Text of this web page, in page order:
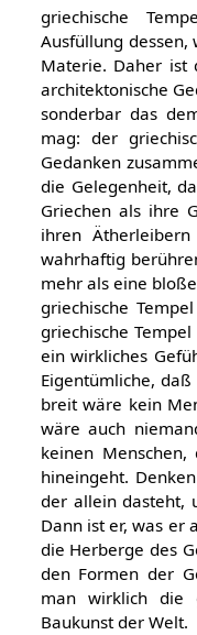
griechische
Ausfüllung dessen,
Materie. Daher ist
architektonische
sonderbar das
mag: der
Gedanken
die Gelegenheit,
Griechen als ihre
ihren
wahrhaftig
mehr als eine
griechische
griechische
ein wirkliches
Eigentümliche,
breit wäre kein
wäre auch
keinen
hineingeht.
der allein dasteht,
Dann ist er, was er
die Herberge des
den Formen der
man wirklich die
Baukunst der Welt.